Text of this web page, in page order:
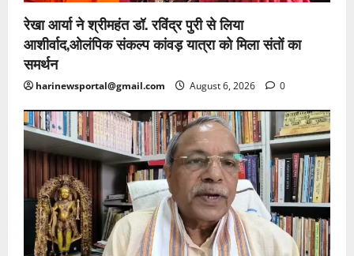
रेखा आर्या ने श्रीमहंत डॉ. रविंद्र पुरी से लिया
आशीर्वाद,ओलंपिक संकल्प कांवड़ यात्रा को मिला संतों का
समर्थन
harinewsportal@gmail.com August 6, 2026 0